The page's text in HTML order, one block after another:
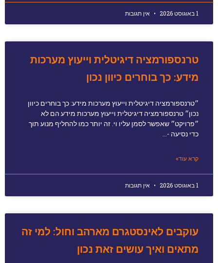
1 באוגוסט 2026 אין תגובות
טרנספורמציה דיגיטלית וייעוץ מערכות
מידע: כך בוחרים כיוון נכון
״טרנספורמציה דיגיטלית וייעוץ מערכות מידע: כך בוחרים כיוון
נכון״ טרנספורמציה דיגיטלית וייעוץ מערכות מידע הם לא
״פרויקט״ שאפשר לסמן עליו וי. זה יותר כמו להחליף מנוע תוך
כדי נסיעה -…
קרא עוד»
1 באוגוסט 2026 אין תגובות
עוקבים לאינסטגרם מארהב וחול: למי זה
מתאים ואיך עושים זאת נכון